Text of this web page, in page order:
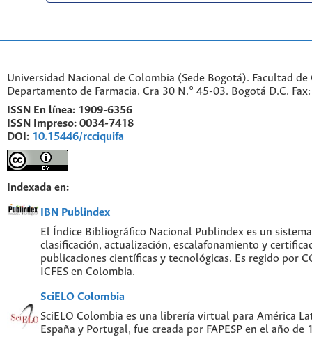
Universidad Nacional de Colombia (Sede Bogotá). Facultad de
Departamento de Farmacia. Cra 30 N.° 45-03. Bogotá D.C.
ISSN En línea: 1909-6356
ISSN Impreso: 0034-7418
DOI: 10.15446/rcciquifa
Indexada en:
IBN Publindex
El Índice Bibliográfico Nacional Publindex es un
clasificación, actualización, escalafonamiento y
publicaciones científicas y tecnológicas. Es regido por
ICFES en Colombia.
SciELO Colombia
SciELO Colombia es una librería virtual para América
España y Portugal, fue creada por FAPESP en el año de